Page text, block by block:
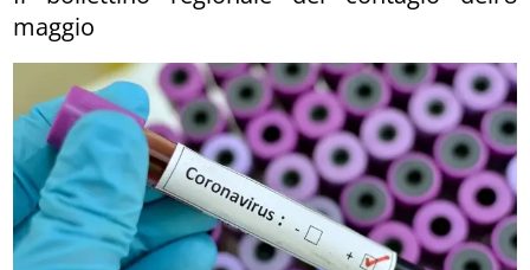
maggio